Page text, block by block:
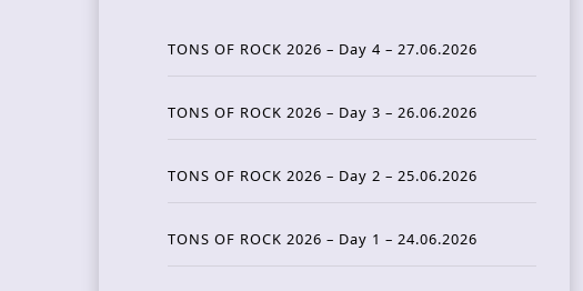
TONS OF ROCK 2026 – Day 4 – 27.06.2026
TONS OF ROCK 2026 – Day 3 – 26.06.2026
TONS OF ROCK 2026 – Day 2 – 25.06.2026
TONS OF ROCK 2026 – Day 1 – 24.06.2026